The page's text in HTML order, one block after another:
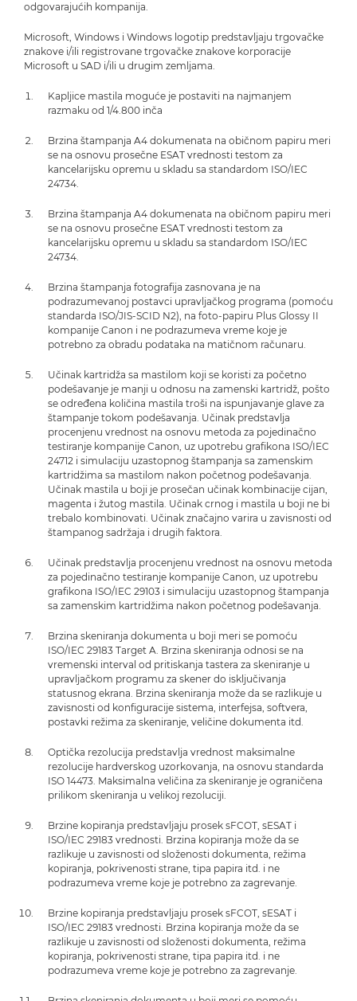
odgovarajućih kompanija.
Microsoft, Windows i Windows logotip predstavljaju trgovačke
znakove i/ili registrovane trgovačke znakove korporacije
Microsoft u SAD i/ili u drugim zemljama.
Kapljice mastila moguće je postaviti na najmanjem
razmaku od 1/4.800 inča
Brzina štampanja A4 dokumenata na običnom papiru meri
se na osnovu prosečne ESAT vrednosti testom za
kancelarijsku opremu u skladu sa standardom ISO/IEC
24734.
Brzina štampanja A4 dokumenata na običnom papiru meri
se na osnovu prosečne ESAT vrednosti testom za
kancelarijsku opremu u skladu sa standardom ISO/IEC
24734.
Brzina štampanja fotografija zasnovana je na
podrazumevanoj postavci upravljačkog programa (pomoću
standarda ISO/JIS-SCID N2), na foto-papiru Plus Glossy II
kompanije Canon i ne podrazumeva vreme koje je
potrebno za obradu podataka na matičnom računaru.
Učinak kartridža sa mastilom koji se koristi za početno
podešavanje je manji u odnosu na zamenski kartridž, pošto
se određena količina mastila troši na ispunjavanje glave za
štampanje tokom podešavanja. Učinak predstavlja
procenjenu vrednost na osnovu metoda za pojedinačno
testiranje kompanije Canon, uz upotrebu grafikona ISO/IEC
24712 i simulaciju uzastopnog štampanja sa zamenskim
kartridžima sa mastilom nakon početnog podešavanja.
Učinak mastila u boji je prosečan učinak kombinacije cijan,
magenta i žutog mastila. Učinak crnog i mastila u boji ne bi
trebalo kombinovati. Učinak značajno varira u zavisnosti od
štampanog sadržaja i drugih faktora.
Učinak predstavlja procenjenu vrednost na osnovu metoda
za pojedinačno testiranje kompanije Canon, uz upotrebu
grafikona ISO/IEC 29103 i simulaciju uzastopnog štampanja
sa zamenskim kartridžima nakon početnog podešavanja.
Brzina skeniranja dokumenta u boji meri se pomoću
ISO/IEC 29183 Target A. Brzina skeniranja odnosi se na
vremenski interval od pritiskanja tastera za skeniranje u
upravljačkom programu za skener do isključivanja
statusnog ekrana. Brzina skeniranja može da se razlikuje u
zavisnosti od konfiguracije sistema, interfejsa, softvera,
postavki režima za skeniranje, veličine dokumenta itd.
Optička rezolucija predstavlja vrednost maksimalne
rezolucije hardverskog uzorkovanja, na osnovu standarda
ISO 14473. Maksimalna veličina za skeniranje je ograničena
prilikom skeniranja u velikoj rezoluciji.
Brzine kopiranja predstavljaju prosek sFCOT, sESAT i
ISO/IEC 29183 vrednosti. Brzina kopiranja može da se
razlikuje u zavisnosti od složenosti dokumenta, režima
kopiranja, pokrivenosti strane, tipa papira itd. i ne
podrazumeva vreme koje je potrebno za zagrevanje.
Brzine kopiranja predstavljaju prosek sFCOT, sESAT i
ISO/IEC 29183 vrednosti. Brzina kopiranja može da se
razlikuje u zavisnosti od složenosti dokumenta, režima
kopiranja, pokrivenosti strane, tipa papira itd. i ne
podrazumeva vreme koje je potrebno za zagrevanje.